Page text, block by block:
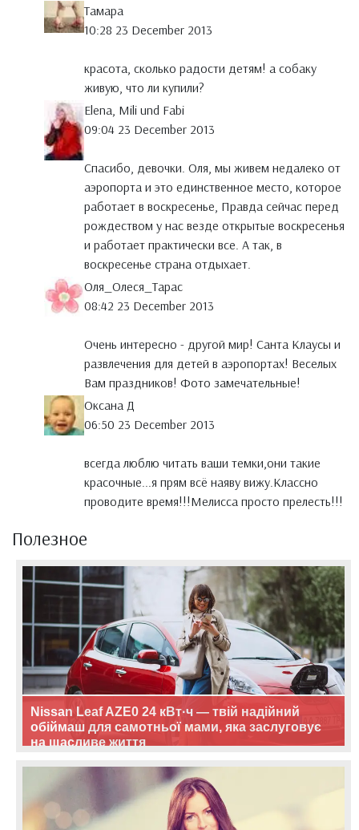
Тамара
10:28 23 December 2013
красота, сколько радости детям! а собаку
живую, что ли купили?
Elena, Mili und Fabi
09:04 23 December 2013
Спасибо, девочки. Оля, мы живем недалеко от
аэропорта и это единственное место, которое
работает в воскресенье, Правда сейчас перед
рождеством у нас везде открытые воскресенья
и работает практически все. А так, в
воскресенье страна отдыхает.
Оля_Олеся_Тарас
08:42 23 December 2013
Очень интересно - другой мир! Санта Клаусы и
развлечения для детей в аэропортах! Веселых
Вам праздников! Фото замечательные!
Оксана Д
06:50 23 December 2013
всегда люблю читать ваши темки,они такие
красочные...я прям всё наяву вижу.Классно
проводите время!!!Мелисса просто прелесть!!!
Полезное
Nissan Leaf AZE0 24 кВт·ч — твій надійний
обіймаш для самотньої мами, яка заслуговує
на щасливе життя